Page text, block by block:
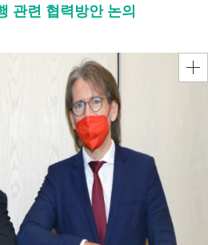
관련 협력방안 논의